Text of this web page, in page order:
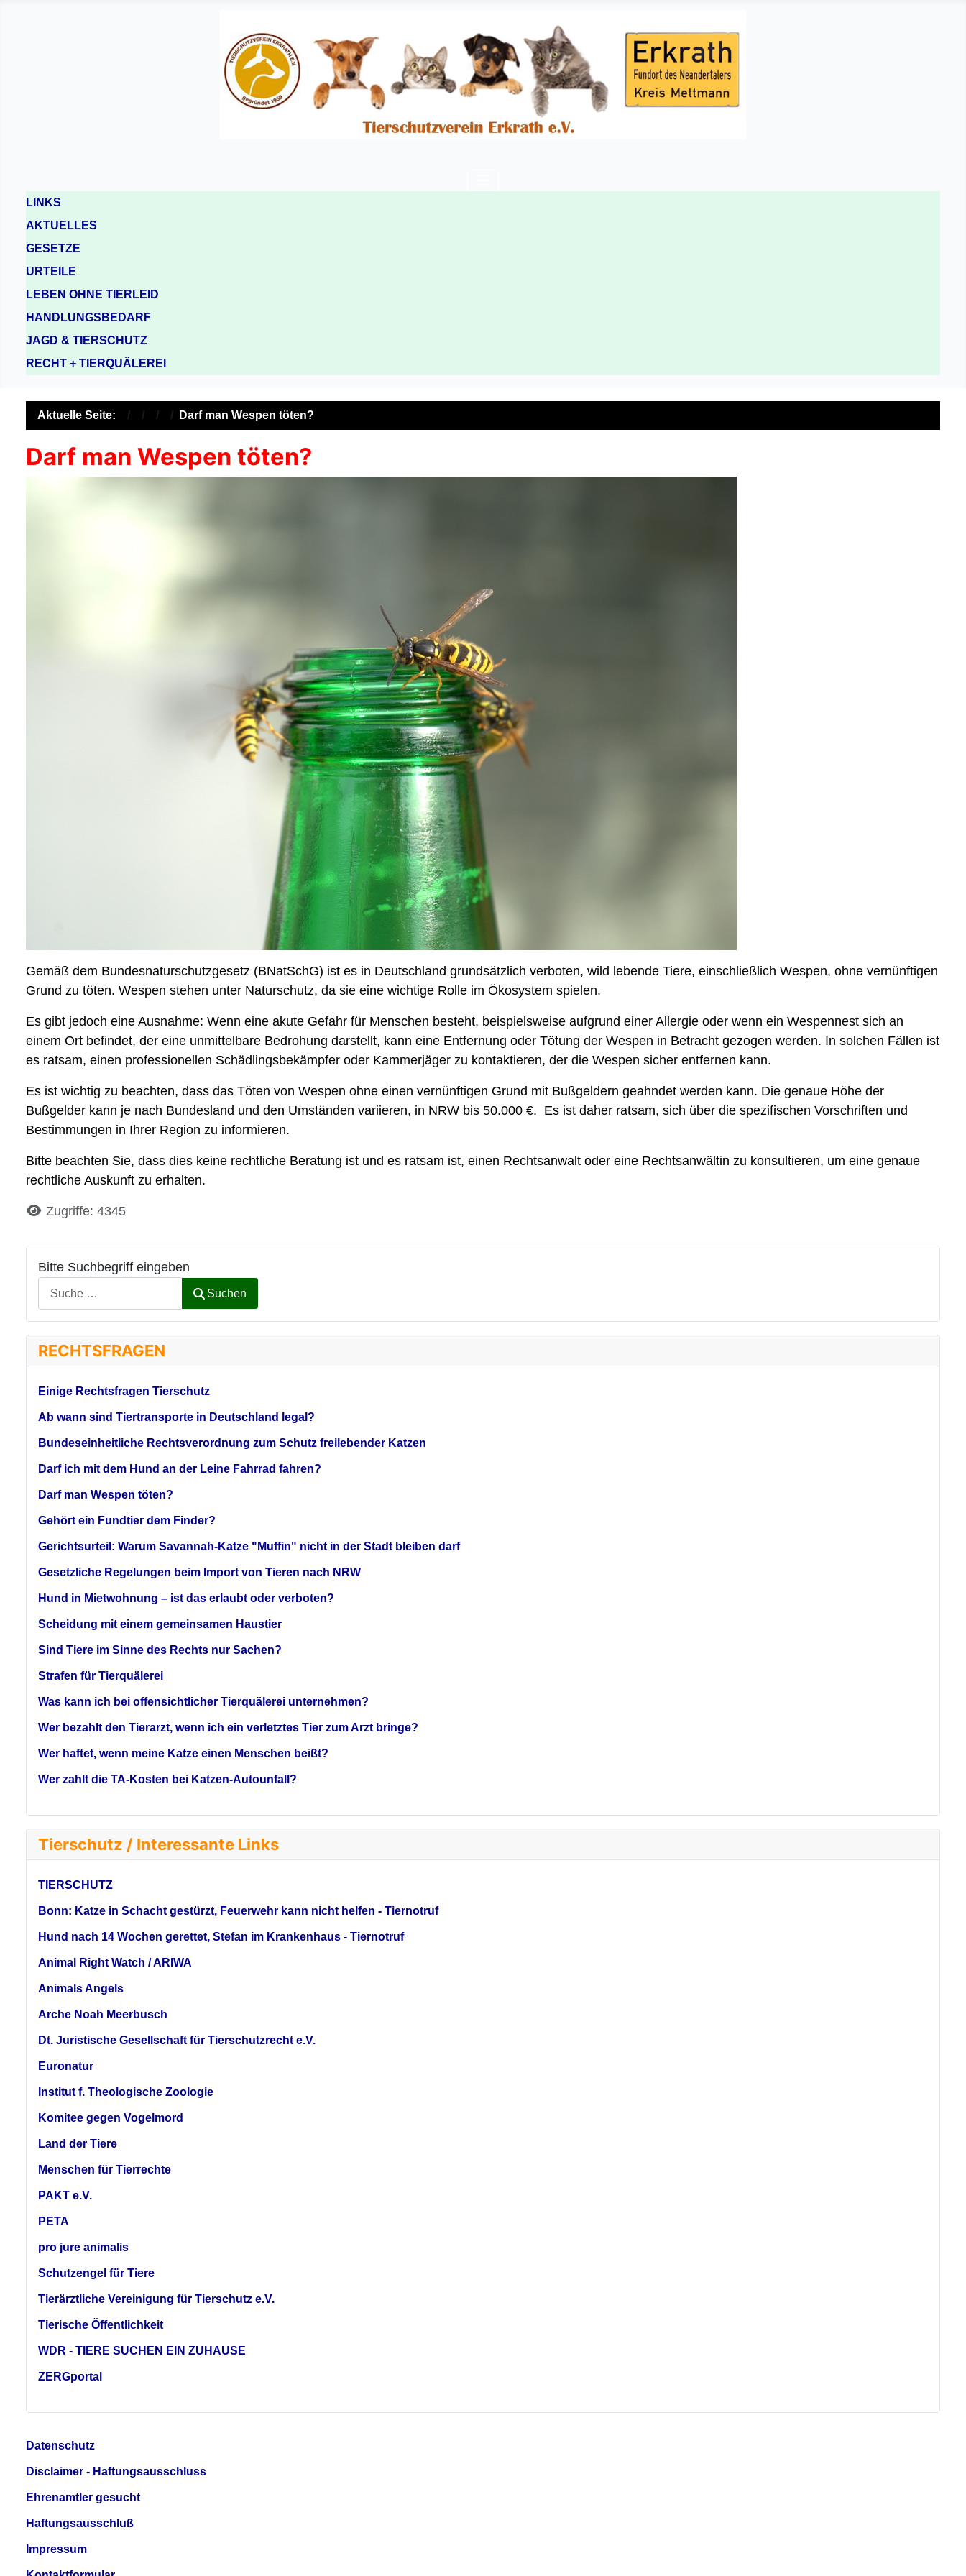
LINKS
AKTUELLES
GESETZE
URTEILE
LEBEN OHNE TIERLEID
HANDLUNGSBEDARF
JAGD & TIERSCHUTZ
RECHT + TIERQUÄLEREI
Bitte Suchbegriff eingeben
Suchen
RECHTSFRAGEN
Einige Rechtsfragen Tierschutz
Ab wann sind Tiertransporte in Deutschland legal?
Bundeseinheitliche Rechtsverordnung zum Schutz freilebender Katzen
Darf ich mit dem Hund an der Leine Fahrrad fahren?
Darf man Wespen töten?
Gehört ein Fundtier dem Finder?
Gerichtsurteil: Warum Savannah-Katze "Muffin" nicht in der Stadt bleiben darf
Gesetzliche Regelungen beim Import von Tieren nach NRW
Hund in Mietwohnung – ist das erlaubt oder verboten?
Scheidung mit einem gemeinsamen Haustier
Sind Tiere im Sinne des Rechts nur Sachen?
Strafen für Tierquälerei
Was kann ich bei offensichtlicher Tierquälerei unternehmen?
Wer bezahlt den Tierarzt, wenn ich ein verletztes Tier zum Arzt bringe?
Wer haftet, wenn meine Katze einen Menschen beißt?
Wer zahlt die TA-Kosten bei Katzen-Autounfall?
Tierschutz / Interessante Links
TIERSCHUTZ
Bonn: Katze in Schacht gestürzt, Feuerwehr kann nicht helfen - Tiernotruf
Hund nach 14 Wochen gerettet, Stefan im Krankenhaus - Tiernotruf
Animal Right Watch / ARIWA
Animals Angels
Arche Noah Meerbusch
Dt. Juristische Gesellschaft für Tierschutzrecht e.V.
Euronatur
Institut f. Theologische Zoologie
Komitee gegen Vogelmord
Land der Tiere
Menschen für Tierrechte
PAKT e.V.
PETA
pro jure animalis
Schutzengel für Tiere
Tierärztliche Vereinigung für Tierschutz e.V.
Tierische Öffentlichkeit
WDR - TIERE SUCHEN EIN ZUHAUSE
ZERGportal
Aktuelle Seite: Darf man Wespen töten?
Darf man Wespen töten?
Gemäß dem Bundesnaturschutzgesetz (BNatSchG) ist es in Deutschland grundsätzlich verboten, wild lebende Tiere, einschließlich Wespen, ohne vernünftigen
Grund zu töten. Wespen stehen unter Naturschutz, da sie eine wichtige Rolle im Ökosystem spielen.
Es gibt jedoch eine Ausnahme: Wenn eine akute Gefahr für Menschen besteht, beispielsweise aufgrund einer Allergie oder wenn ein Wespennest sich an
einem Ort befindet, der eine unmittelbare Bedrohung darstellt, kann eine Entfernung oder Tötung der Wespen in Betracht gezogen werden. In solchen Fällen ist
es ratsam, einen professionellen Schädlingsbekämpfer oder Kammerjäger zu kontaktieren, der die Wespen sicher entfernen kann.
Es ist wichtig zu beachten, dass das Töten von Wespen ohne einen vernünftigen Grund mit Bußgeldern geahndet werden kann. Die genaue Höhe der
Bußgelder kann je nach Bundesland und den Umständen variieren, in NRW bis 50.000 €. Es ist daher ratsam, sich über die spezifischen Vorschriften und
Bestimmungen in Ihrer Region zu informieren.
Bitte beachten Sie, dass dies keine rechtliche Beratung ist und es ratsam ist, einen Rechtsanwalt oder eine Rechtsanwältin zu konsultieren, um eine genaue
rechtliche Auskunft zu erhalten.
DetailsZugriffe: 4345
Datenschutz
Disclaimer - Haftungsausschluss
Ehrenamtler gesucht
Haftungsausschluß
Impressum